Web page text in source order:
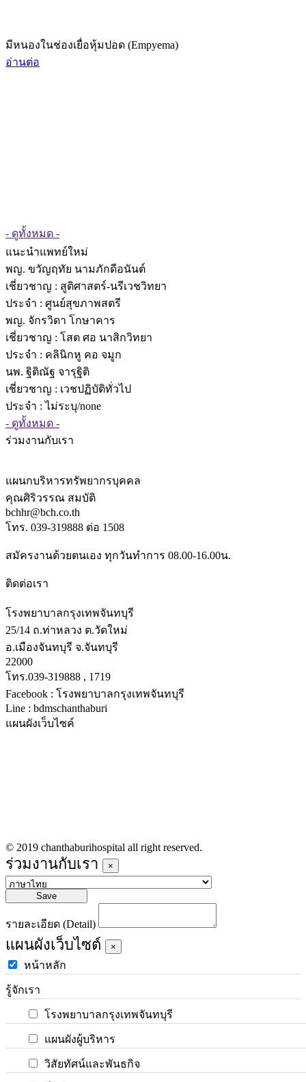
มีหนองในช่องเยื่อหุ้มปอด (Empyema)
อ่านต่อ
- ดูทั้งหมด -
แนะนำแพทย์ใหม่
พญ. ขวัญฤทัย นามภักดีอนันต์
เชี่ยวชาญ : สูติศาสตร์-นรีเวชวิทยา
ประจำ : ศูนย์สุขภาพสตรี
พญ. จักรวิดา โกษาคาร
เชี่ยวชาญ : โสต ศอ นาสิกวิทยา
ประจำ : คลินิกหู คอ จมูก
นพ. ฐิติณัฐ จารุฐิติ
เชี่ยวชาญ : เวชปฏิบัติทั่วไป
ประจำ : ไม่ระบุ/none
- ดูทั้งหมด -
ร่วมงานกับเรา
แผนกบริหารทรัพยากรบุคคล
คุณศิริวรรณ สมบัติ
bchhr@bch.co.th
โทร. 039-319888 ต่อ 1508
สมัครงานด้วยตนเอง ทุกวันทำการ 08.00-16.00น.
ติดต่อเรา
โรงพยาบาลกรุงเทพจันทบุรี
25/14 ถ.ท่าหลวง ต.วัดใหม่
อ.เมืองจันทบุรี จ.จันทบุรี
22000
โทร.039-319888 , 1719
Facebook : โรงพยาบาลกรุงเทพจันทบุรี
Line : bdmschanthaburi
แผนผังเว็บไซค์
© 2019 chanthaburihospital all right reserved.
ร่วมงานกับเรา ×
Save
รายละเอียด (Detail)
แผนผังเว็บไซต์ ×
หน้าหลัก
รู้จักเรา
โรงพยาบาลกรุงเทพจันทบุรี
แผนผังผู้บริหาร
วิสัยทัศน์และพันธกิจ